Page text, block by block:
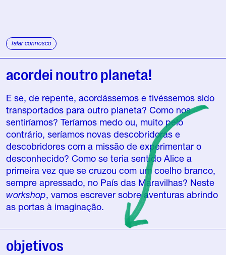
falar connosco
acordei noutro planeta!
E se, de repente, acordássemos e tivéssemos sido
transportados para outro planeta? Como nos
sentiríamos? Teríamos medo ou, muito pelo
contrário, seríamos novas descobridoras e
descobridores com a missão de experimentar o
desconhecido? Como se teria sentido Alice a
primeira vez que se cruzou com um coelho branco,
sempre apressado, no País das Maravilhas? Neste
workshop, vamos escrever sobre aventuras abrindo
as portas à imaginação.
objetivos